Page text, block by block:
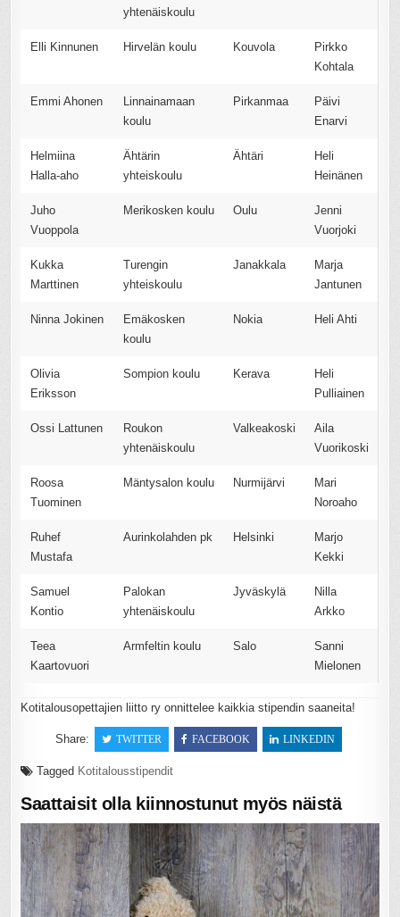
yhtenäiskoulu
Elli Kinnunen Hirvelän koulu Kouvola
Pirkko
Kohtala
Emmi Ahonen
Linnainamaan
koulu
Pirkanmaa
Päivi
Enarvi
Helmiina
Halla-aho
Ähtärin
yhteiskoulu
Ähtäri
Heli
Heinänen
Juho
Vuoppola
Merikosken koulu Oulu
Jenni
Vuorjoki
Kukka
Marttinen
Turengin
yhteiskoulu
Janakkala
Marja
Jantunen
Ninna Jokinen
Emäkosken
koulu
Nokia Heli Ahti
Olivia
Eriksson
Sompion koulu Kerava
Heli
Pulliainen
Ossi Lattunen
Roukon
yhtenäiskoulu
Valkeakoski
Aila
Vuorikoski
Roosa
Tuominen
Mäntysalon koulu Nurmijärvi
Mari
Noroaho
Ruhef
Mustafa
Aurinkolahden pk Helsinki
Marjo
Kekki
Samuel
Kontio
Palokan
yhtenäiskoulu
Jyväskylä
Nilla
Arkko
Teea
Kaartovuori
Armfeltin koulu Salo
Sanni
Mielonen
Kotitalousopettajien liitto ry onnittelee kaikkia stipendin saaneita!
Share: TWITTER FACEBOOK LINKEDIN
Tagged Kotitalousstipendit
Saattaisit olla kiinnostunut myös näistä